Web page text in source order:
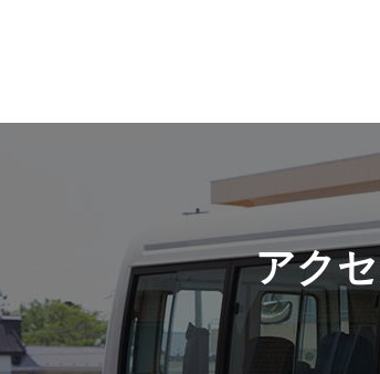
アク